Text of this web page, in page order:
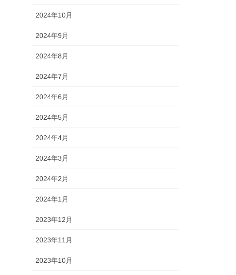
2024年10月
2024年9月
2024年8月
2024年7月
2024年6月
2024年5月
2024年4月
2024年3月
2024年2月
2024年1月
2023年12月
2023年11月
2023年10月